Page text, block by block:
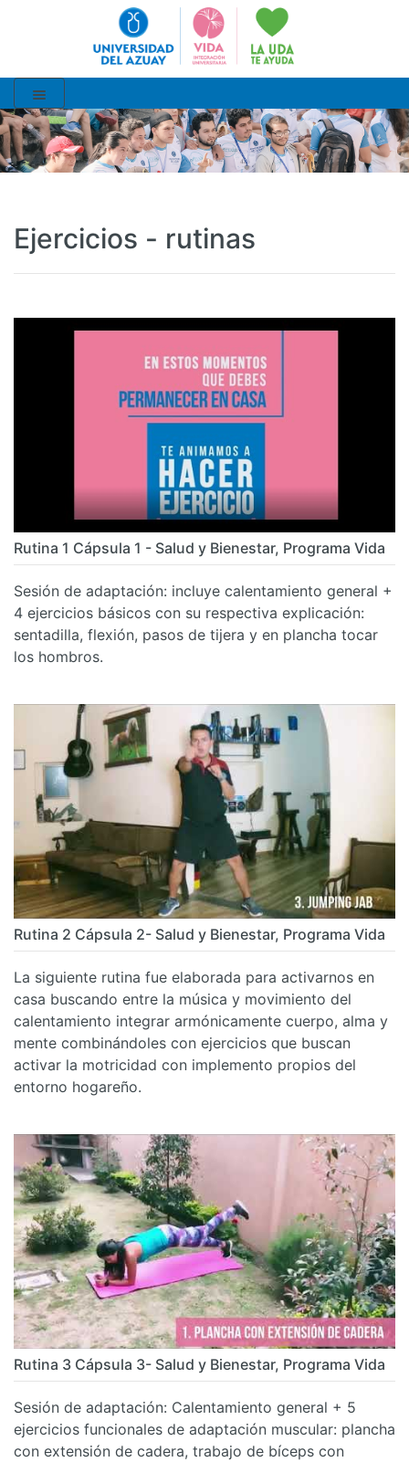
Ejercicios - rutinas
Rutina 1 Cápsula 1 - Salud y Bienestar, Programa Vida
Sesión de adaptación: incluye calentamiento general +
4 ejercicios básicos con su respectiva explicación:
sentadilla, flexión, pasos de tijera y en plancha tocar
los hombros.
Rutina 2 Cápsula 2- Salud y Bienestar, Programa Vida
La siguiente rutina fue elaborada para activarnos en
casa buscando entre la música y movimiento del
calentamiento integrar armónicamente cuerpo, alma y
mente combinándoles con ejercicios que buscan
activar la motricidad con implemento propios del
entorno hogareño.
Rutina 3 Cápsula 3- Salud y Bienestar, Programa Vida
Sesión de adaptación: Calentamiento general + 5
ejercicios funcionales de adaptación muscular: plancha
con extensión de cadera, trabajo de bíceps con